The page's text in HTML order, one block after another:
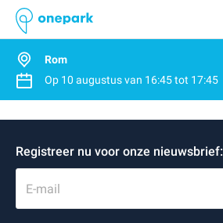
Rom
Op 10 augustusvan 16:45tot 17:45
Registreer nu voor onze nieuwsbrief:
E-mail